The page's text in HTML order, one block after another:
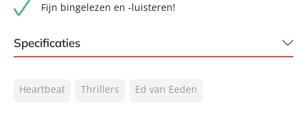
Fijn bingelezen en -luisteren!
Specificaties
NUR:
332
Heartbeat Thrillers Ed van Eeden